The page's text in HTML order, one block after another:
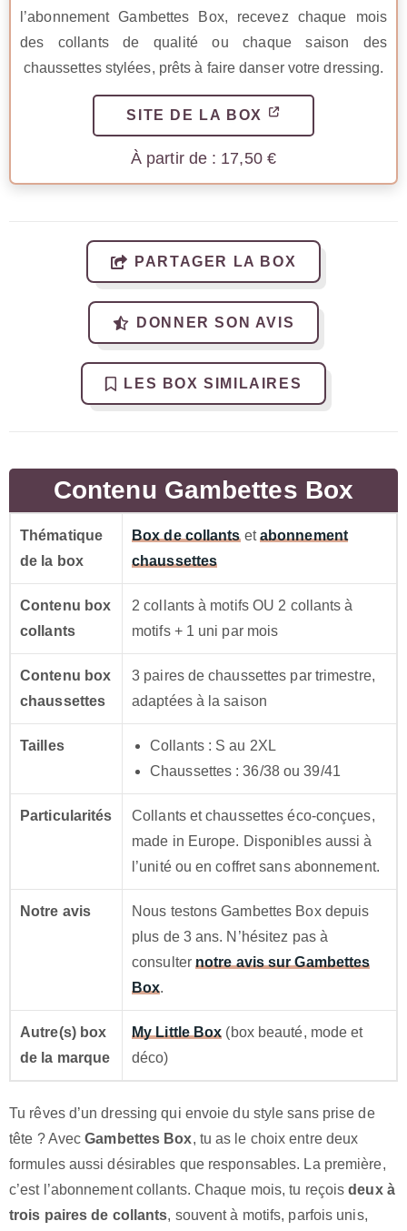
l’abonnement Gambettes Box, recevez chaque mois
des collants de qualité ou chaque saison des
chaussettes stylées, prêts à faire danser votre dressing.
SITE DE LA BOX
17,50 €
PARTAGER LA BOX
DONNER SON AVIS
LES BOX SIMILAIRES
Contenu Gambettes Box
Thématique
de la box
Box de collantsetabonnement
chaussettes
Contenu box
collants
2 collants à motifs OU 2 collants à
motifs + 1 uni par mois
Contenu box
chaussettes
3 paires de chaussettes par trimestre,
adaptées à la saison
Tailles
Collants : S au 2XL
Chaussettes : 36/38 ou 39/41
Particularités
Collants et chaussettes éco-conçues,
made in Europe. Disponibles aussi à
l’unité ou en coffret sans abonnement.
Notre avis
Nous testons Gambettes Box depuis
plus de 3 ans. N’hésitez pas à
consulter notre avis sur Gambettes
Box.
Autre(s) box
de la marque
My Little Box (box beauté, mode et
déco)
Tu rêves d’un dressing qui envoie du style sans prise de
tête ? AvecGambettes Box, tu as le choix entre deux
formules aussi désirables que responsables. La première,
c’est l’abonnement collants. Chaque mois, tu reçoisdeux à
trois paires de collants, souvent à motifs, parfois unis,